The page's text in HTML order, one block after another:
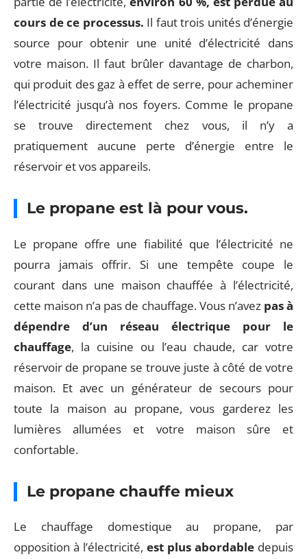
cours de ce processus. Il faut trois unités d’énergie
source pour obtenir une unité d’électricité dans
votre maison. Il faut brûler davantage de charbon,
qui produit des gaz à effet de serre, pour acheminer
l’électricité jusqu’à nos foyers. Comme le propane
se trouve directement chez vous, il n’y a
pratiquement aucune perte d’énergie entre le
réservoir et vos appareils.
Le propane est là pour vous.
Le propane offre une fiabilité que l’électricité ne
pourra jamais offrir. Si une tempête coupe le
courant dans une maison chauffée à l’électricité,
cette maison n’a pas de chauffage. Vous n’avez pas à
dépendre d’un réseau électrique pour le
chauffage, la cuisine ou l’eau chaude, car votre
réservoir de propane se trouve juste à côté de votre
maison. Et avec un générateur de secours pour
toute la maison au propane, vous garderez les
lumières allumées et votre maison sûre et
confortable.
Le propane chauffe mieux
Le chauffage domestique au propane, par
opposition à l’électricité, est plus abordable depuis